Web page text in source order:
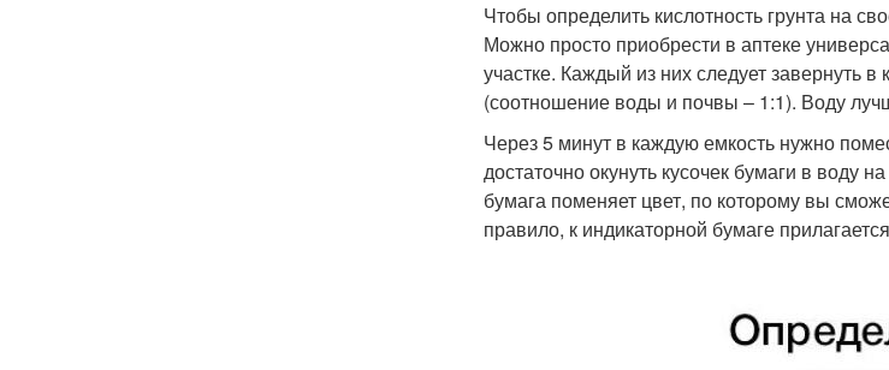
Чтобы определить кислотность грунта на
Можно просто приобрести в аптеке
участке. Каждый из них следует завернуть
(соотношение воды и почвы – 1:1). Воду
Через 5 минут в каждую емкость нужно
достаточно окунуть кусочек бумаги в воду
бумага поменяет цвет, по которому вы
правило, к индикаторной бумаге